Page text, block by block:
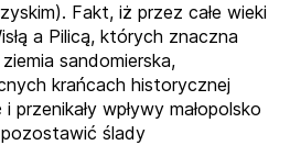
Fakt, iż przez całe wieki
a Pilicą, których znaczna
sandomierska,
krańcach historycznej
i przenikały wpływy małopolsko
pozostawić ślady